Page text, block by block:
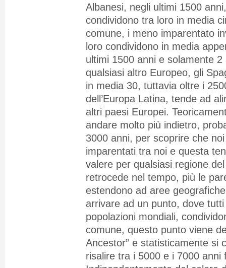
Albanesi, negli ultimi 1500
condividono tra loro in media
comune, i meno imparentato
loro condividono in media
ultimi 1500 anni e solamente
qualsiasi altro Europeo, gli
in media 30, tuttavia oltre i
dell’Europa Latina, tende ad
altri paesi Europei.
andare molto più indietro,
3000 anni, per scoprire che
imparentati tra noi e questa
valere per qualsiasi regione
retrocede nel tempo, più le
estendono ad aree
arrivare ad un punto, dove
popolazioni mondiali,
comune, questo punto viene
Ancestor” e statisticamente si
risalire tra i 5000 e i 7000 anni